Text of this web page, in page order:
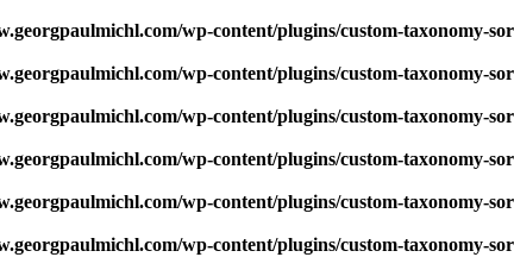
wp-content/plugins/custom-taxonomy-
wp-content/plugins/custom-taxonomy-
wp-content/plugins/custom-taxonomy-
wp-content/plugins/custom-taxonomy-
wp-content/plugins/custom-taxonomy-
wp-content/plugins/custom-taxonomy-